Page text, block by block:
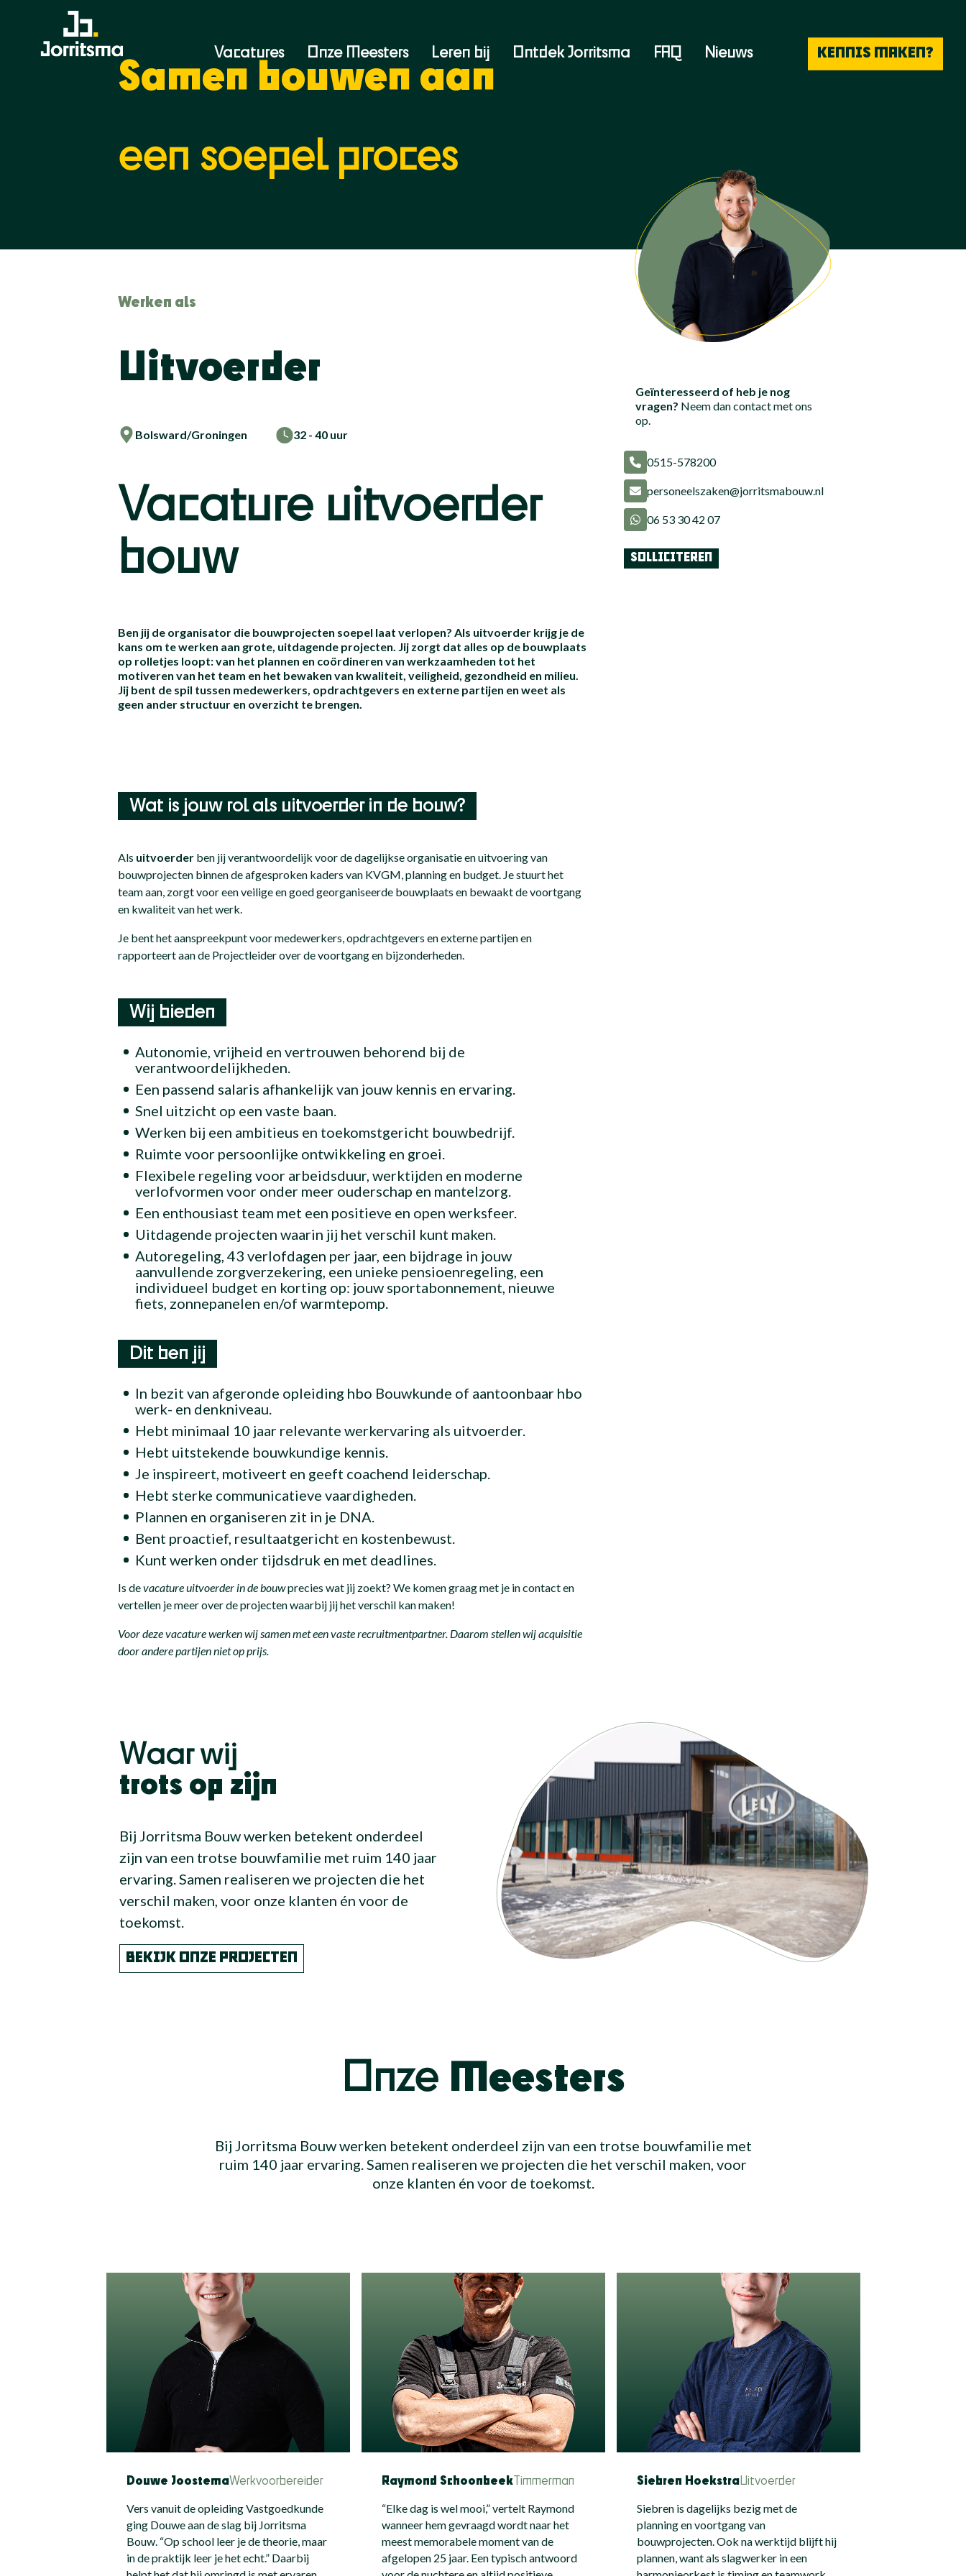
Vacatures Onze Meesters Leren bij Ontdek Jorritsma FAQ Nieuws KENNIS MAKEN?
Samen bouwen aan
een soepel proces
Werken als
Uitvoerder
Bolsward/Groningen 32 - 40 uur
Vacature uitvoerder
bouw
Ben jij de organisator die bouwprojecten soepel laat verlopen? Als uitvoerder krijg je de
kans om te werken aan grote, uitdagende projecten. Jij zorgt dat alles op de bouwplaats
op rolletjes loopt: van het plannen en coördineren van werkzaamheden tot het
motiveren van het team en het bewaken van kwaliteit, veiligheid, gezondheid en milieu.
Jij bent de spil tussen medewerkers, opdrachtgevers en externe partijen en weet als
geen ander structuur en overzicht te brengen.
Geïnteresseerd of heb je nog
vragen? Neem dan contact met ons
op.
0515-578200
personeelszaken@jorritsmabouw.nl
06 53 30 42 07
SOLLICITEREN
Wat is jouw rol als uitvoerder in de bouw?
Als uitvoerder ben jij verantwoordelijk voor de dagelijkse organisatie en uitvoering van
bouwprojecten binnen de afgesproken kaders van KVGM, planning en budget. Je stuurt het
team aan, zorgt voor een veilige en goed georganiseerde bouwplaats en bewaakt de voortgang
en kwaliteit van het werk.
Je bent het aanspreekpunt voor medewerkers, opdrachtgevers en externe partijen en
rapporteert aan de Projectleider over de voortgang en bijzonderheden.
Wij bieden
Autonomie, vrijheid en vertrouwen behorend bij de
verantwoordelijkheden.
Een passend salaris afhankelijk van jouw kennis en ervaring.
Snel uitzicht op een vaste baan.
Werken bij een ambitieus en toekomstgericht bouwbedrijf.
Ruimte voor persoonlijke ontwikkeling en groei.
Flexibele regeling voor arbeidsduur, werktijden en moderne
verlofvormen voor onder meer ouderschap en mantelzorg.
Een enthousiast team met een positieve en open werksfeer.
Uitdagende projecten waarin jij het verschil kunt maken.
Autoregeling, 43 verlofdagen per jaar, een bijdrage in jouw
aanvullende zorgverzekering, een unieke pensioenregeling, een
individueel budget en korting op: jouw sportabonnement, nieuwe
fiets, zonnepanelen en/of warmtepomp.
Dit ben jij
In bezit van afgeronde opleiding hbo Bouwkunde of aantoonbaar hbo
werk- en denkniveau.
Hebt minimaal 10 jaar relevante werkervaring als uitvoerder.
Hebt uitstekende bouwkundige kennis.
Je inspireert, motiveert en geeft coachend leiderschap.
Hebt sterke communicatieve vaardigheden.
Plannen en organiseren zit in je DNA.
Bent proactief, resultaatgericht en kostenbewust.
Kunt werken onder tijdsdruk en met deadlines.
Is devacature uitvoerder in de bouwprecies wat jij zoekt? We komen graag met je in contact en
vertellen je meer over de projecten waarbij jij het verschil kan maken!
Voor deze vacature werken wij samen met een vaste recruitmentpartner. Daarom stellen wij acquisitie
door andere partijen niet op prijs.
Waar wij
trots op zijn
Bij Jorritsma Bouw werken betekent onderdeel
zijn van een trotse bouwfamilie met ruim 140 jaar
ervaring. Samen realiseren we projecten die het
verschil maken, voor onze klanten én voor de
toekomst.
BEKIJK ONZE PROJECTEN
Onze Meesters
Bij Jorritsma Bouw werken betekent onderdeel zijn van een trotse bouwfamilie met
ruim 140 jaar ervaring. Samen realiseren we projecten die het verschil maken, voor
onze klanten én voor de toekomst.
Douwe JoostemaWerkvoorbereider
Vers vanuit de opleiding Vastgoedkunde
ging Douwe aan de slag bij Jorritsma
Bouw. “Op school leer je de theorie, maar
in de praktijk leer je het echt.” Daarbij
Raymond Schoonbeek Timmerman
“Elke dag is wel mooi,” vertelt Raymond
wanneer hem gevraagd wordt naar het
meest memorabele moment van de
afgelopen 25 jaar. Een typisch antwoord
Siebren HoekstraUitvoerder
Siebren is dagelijks bezig met de
planning en voortgang van
bouwprojecten. Ook na werktijd blijft hij
plannen, want als slagwerker in een